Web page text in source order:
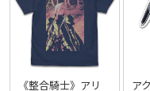
《整合騎士》アリ
ア